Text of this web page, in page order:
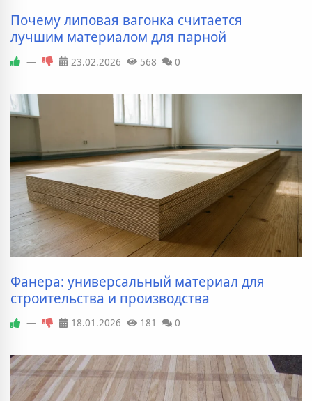
Почему липовая вагонка считается
лучшим материалом для парной
— 23.02.2026 568 0
Фанера: универсальный материал для
строительства и производства
— 18.01.2026 181 0